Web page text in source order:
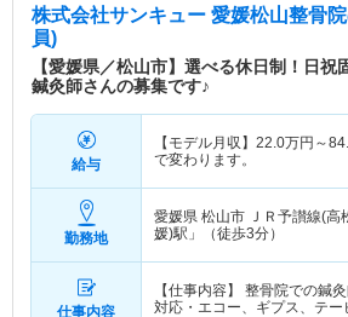
株式会社サンキュー 愛媛松山整骨院
員)
【愛媛県／松山市】選べる休日制！日祝
鍼灸師さんの募集です♪
給与
【モデル月収】 22.0万円～
で変わります。
勤務地
愛媛県 松山市 ＪＲ予讃線(
媛)駅」（徒歩3分）
仕事内容
【仕事内容】 整骨院での鍼灸師業
対応・エコー、ギプス、テ